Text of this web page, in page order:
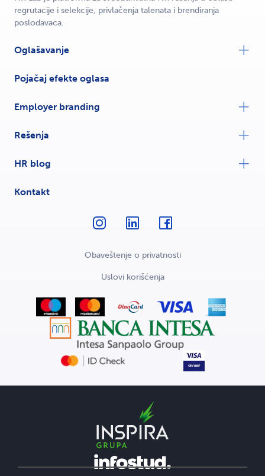
regrutacije i selekcije, privlačenja talenata i brendiranja
poslodavaca.
Oglašavanje
Pojačaj efekte oglasa
Employer branding
Rešenja
HR blog
Kontakt
Obaveštenje o privatnosti
Uslovi korišćenja